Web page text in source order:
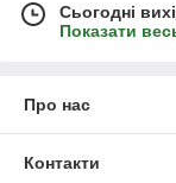
Сьогодні
Показати
Про нас
Контакти